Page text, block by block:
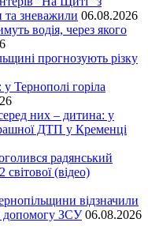
та зневажили 06.08.2026
водія, через якого
прогнозують різку
Тернополі горіла
них – дитина: у
ДТП у Кременці
радянський
світової (відео)
відзначили
допомогу ЗСУ 06.08.2026